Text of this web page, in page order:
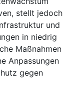
stellt jedoch
und
in niedrig
Maßnahmen
Anpassungen
gegen